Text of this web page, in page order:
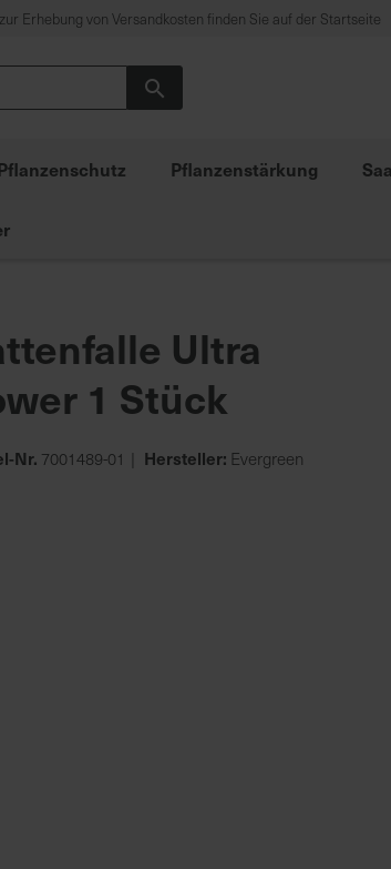
Erhebung von Versandkosten finden Sie auf der Startseite
Pflanzenstärkung
Ultra
1 Stück
Nr. 7001489-01 Hersteller: Evergreen